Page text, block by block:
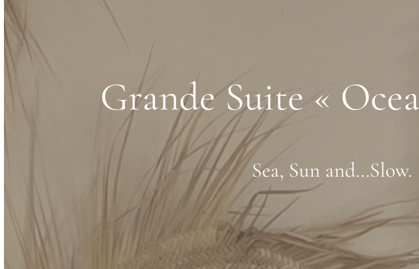
Grande Suite «
Sea, Sun and...Slow.